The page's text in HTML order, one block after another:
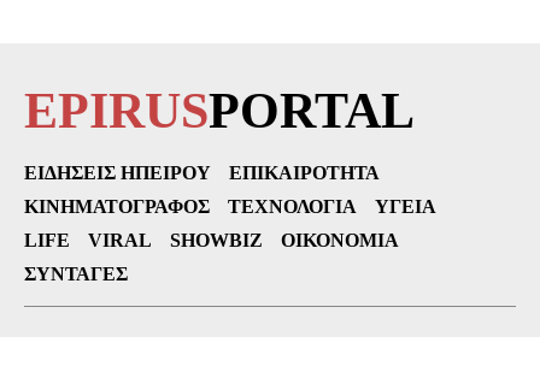
EPIRUSPORTAL
ΕΙΔΉΣΕΙΣ ΗΠΕΊΡΟΥ
ΕΠΙΚΑΙΡΌΤΗΤΑ
ΚΙΝΗΜΑΤΟΓΡΆΦΟΣ
ΤΕΧΝΟΛΟΓΊΑ
ΥΓΕΊΑ
LIFE
VIRAL SHOWBIZ
ΟΙΚΟΝΟΜΊΑ
ΣΥΝΤΑΓΈΣ